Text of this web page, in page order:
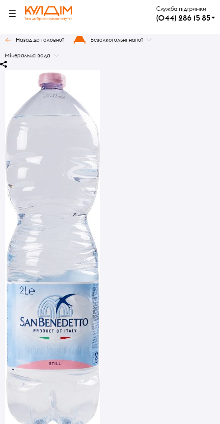
Служба підтримки
(044) 286 15 85
Назад до головної Безалкогольні напої
Мінеральна вода